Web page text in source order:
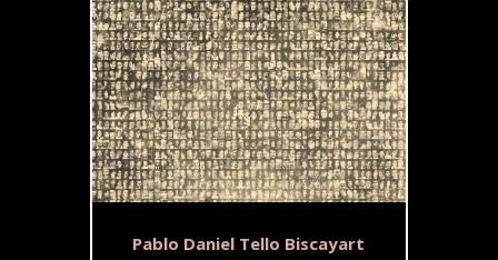
Pablo Daniel Tello Biscayart